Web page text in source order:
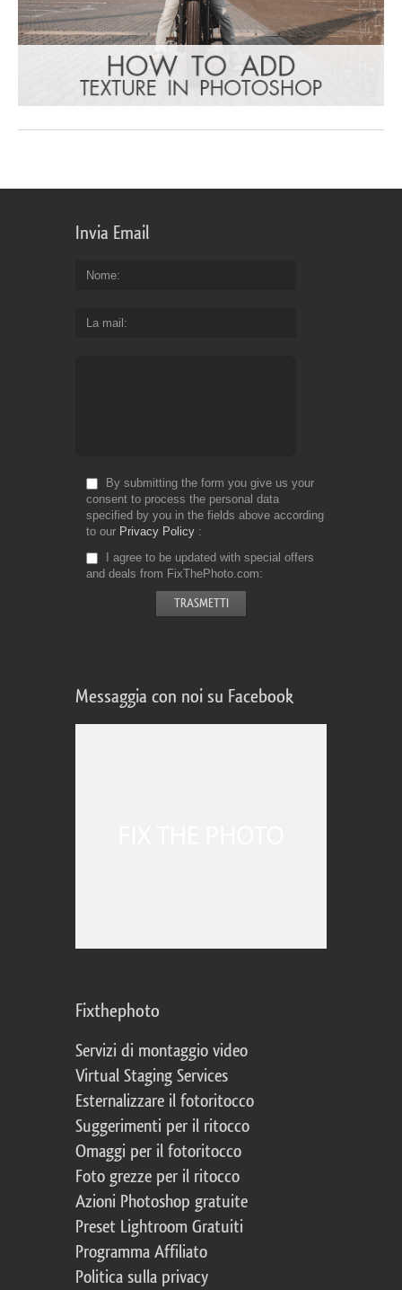
Invia Email
Nome
La mail
By submitting the form you give us your
consent to process the personal data
specified by you in the fields above according
to our Privacy Policy
I agree to be updated with special offers
and deals from FixThePhoto.com
Messaggia con noi su Facebook
Fixthephoto
Servizi di montaggio video
Virtual Staging Services
Esternalizzare il fotoritocco
Suggerimenti per il ritocco
Omaggi per il fotoritocco
Foto grezze per il ritocco
Azioni Photoshop gratuite
Preset Lightroom Gratuiti
Programma Affiliato
Politica sulla privacy